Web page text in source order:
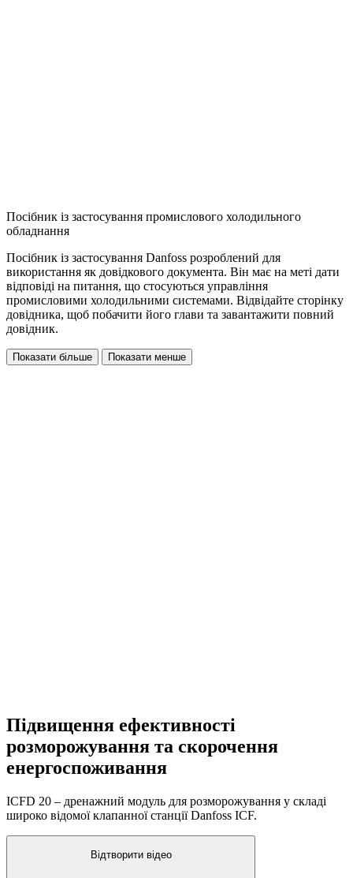
Посібник із застосування промислового холодильного
обладнання
Посібник із застосування Danfoss розроблений для
використання як довідкового документа. Він має на меті дати
відповіді на питання, що стосуються управління
промисловими холодильними системами. Відвідайте сторінку
довідника, щоб побачити його глави та завантажити повний
довідник.
Показати більше Показати менше
Підвищення ефективності
розморожування та скорочення
енергоспоживання
ICFD 20 – дренажний модуль для розморожування у складі
широко відомої клапанної станції Danfoss ICF.
Відтворити відео